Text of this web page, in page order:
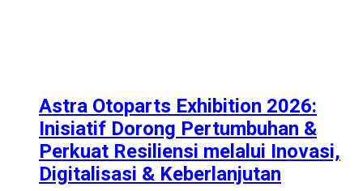
Astra Otoparts Exhibition 2026:
Inisiatif Dorong Pertumbuhan &
Perkuat Resiliensi melalui Inovasi,
Digitalisasi & Keberlanjutan